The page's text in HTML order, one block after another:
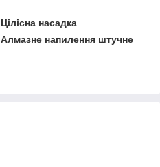
Цілісна насадка
Алмазне напилення штучне